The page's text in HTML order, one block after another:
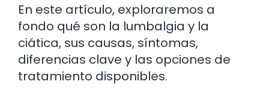
En este artículo, exploraremos a
fondo qué son la lumbalgia y la
ciática, sus causas, síntomas,
diferencias clave y las opciones de
tratamiento disponibles.